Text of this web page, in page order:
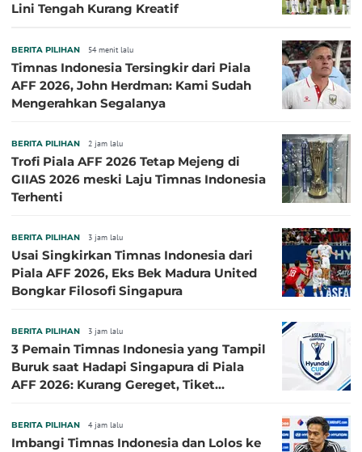
Lini Tengah Kurang Kreatif
BERITA PILIHAN 54 menit lalu
Timnas Indonesia Tersingkir dari Piala
AFF 2026, John Herdman: Kami Sudah
Mengerahkan Segalanya
BERITA PILIHAN 2 jam lalu
Trofi Piala AFF 2026 Tetap Mejeng di
GIIAS 2026 meski Laju Timnas Indonesia
Terhenti
BERITA PILIHAN 3 jam lalu
Usai Singkirkan Timnas Indonesia dari
Piala AFF 2026, Eks Bek Madura United
Bongkar Filosofi Singapura
BERITA PILIHAN 3 jam lalu
3 Pemain Timnas Indonesia yang Tampil
Buruk saat Hadapi Singapura di Piala
AFF 2026: Kurang Gereget, Tiket
BERITA PILIHAN 4 jam lalu
Imbangi Timnas Indonesia dan Lolos ke